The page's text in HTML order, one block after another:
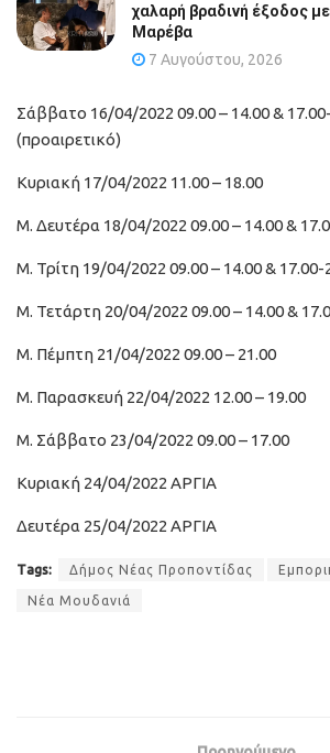
χαλαρή βραδινή έξοδος
Μαρέβα
7 Αυγούστου, 2026
Σάββατο 16/04/2022 09.00 – 14.00 &
(προαιρετικό)
Κυριακή 17/04/2022 11.00 – 18.00
Μ. Δευτέρα 18/04/2022 09.00 – 14.00 &
Μ. Τρίτη 19/04/2022 09.00 – 14.00 & 17.00-
Μ. Τετάρτη 20/04/2022 09.00 – 14.00 &
Μ. Πέμπτη 21/04/2022 09.00 – 21.00
Μ. Παρασκευή 22/04/2022 12.00 – 19.00
Μ. Σάββατο 23/04/2022 09.00 – 17.00
Κυριακή 24/04/2022 ΑΡΓΙΑ
Δευτέρα 25/04/2022 ΑΡΓΙΑ
Tags: Δήμος Νέας Προποντίδας
Νέα Μουδανιά